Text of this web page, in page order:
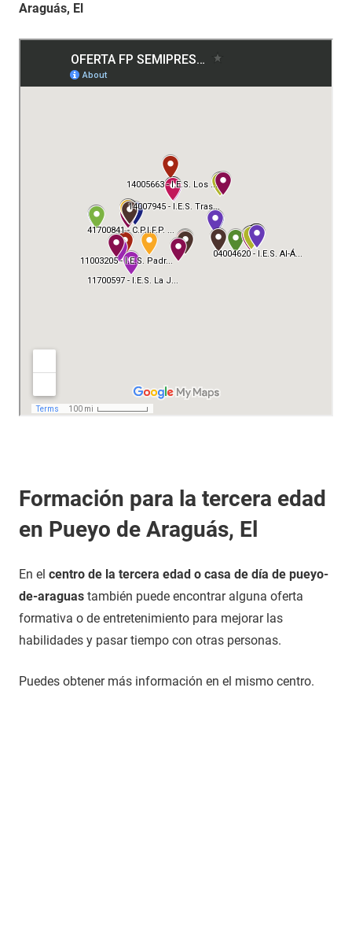
Araguás, El
Formación para la tercera edad
en Pueyo de Araguás, El
En el centro de la tercera edad o casa de día de pueyo-
de-araguas también puede encontrar alguna oferta
formativa o de entretenimiento para mejorar las
habilidades y pasar tiempo con otras personas.
Puedes obtener más información en el mismo centro.